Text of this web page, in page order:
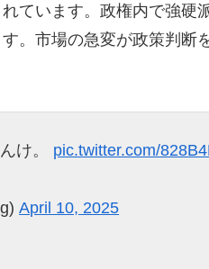
ています。政権内で強硬
。市場の急変が政策判断
け。 pic.twitter.com/
April 10, 2025